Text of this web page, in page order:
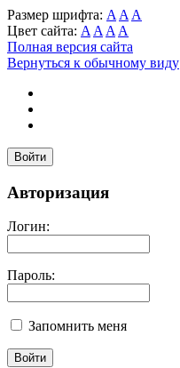
Размер шрифта: A A A
Цвет сайта: A A A A
Полная версия сайта
Вернуться к обычному виду
Войти
Авторизация
Логин:
Пароль:
Запомнить меня